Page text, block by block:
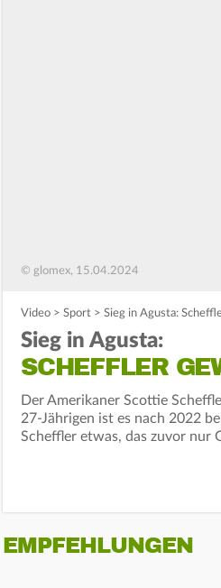
© glomex, 15.04.2024
Video > Sport > Sieg in Agusta:
Sieg in Agusta:
SCHEFFLER
Der Amerikaner Scottie
27-Jährigen ist es nach 2022
Scheffler etwas, das zuvor nur
EMPFEHLUNGEN